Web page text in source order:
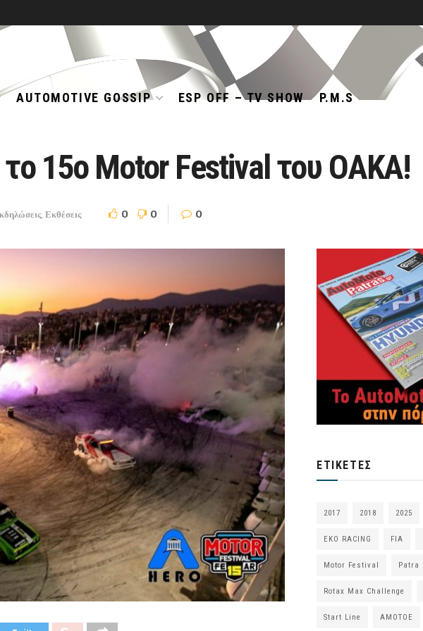
AUTOMOTIVE GOSSIP ESP OFF – TV SHOW P.M.S
15ο Motor Festival του ΟΑΚΑ!
, Εκθέσεις 0 0 0
ΕΤΙΚΈΤΕΣ
2017 2018 2025
EKO RACING FIA
Motor Festival Patra
Rotax Max Challenge
Start Line ΑΜΟΤΟΕ